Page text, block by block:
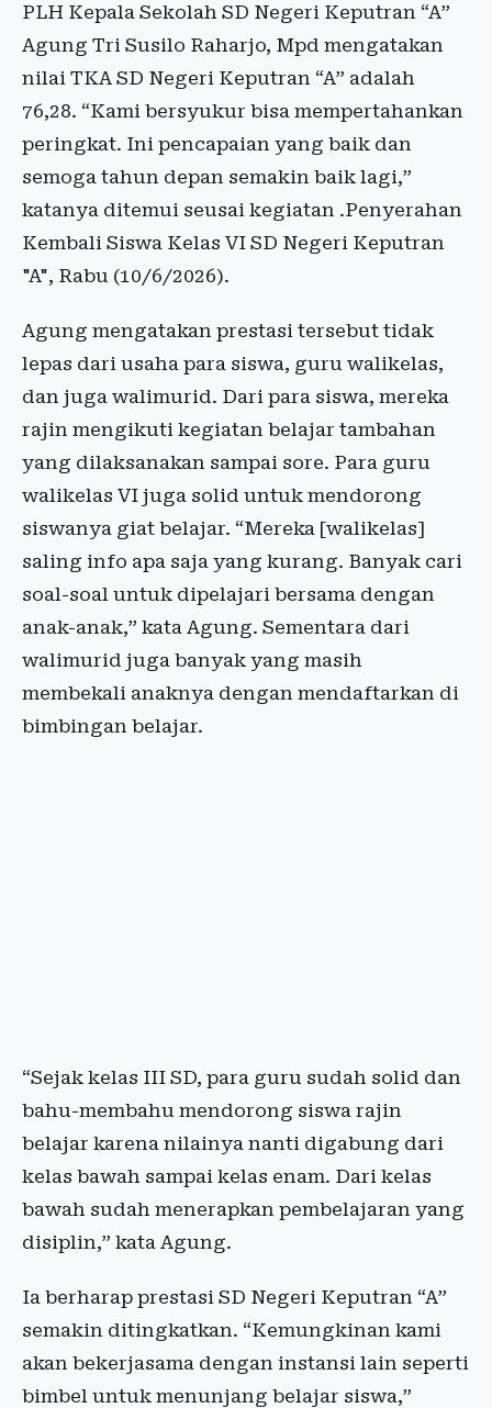
PLH Kepala Sekolah SD Negeri Keputran “A”
Agung Tri Susilo Raharjo, Mpd mengatakan
nilai TKA SD Negeri Keputran “A” adalah
76,28. “Kami bersyukur bisa mempertahankan
peringkat. Ini pencapaian yang baik dan
semoga tahun depan semakin baik lagi,”
katanya ditemui seusai kegiatan .Penyerahan
Kembali Siswa Kelas VI SD Negeri Keputran
"A", Rabu (10/6/2026).
Agung mengatakan prestasi tersebut tidak
lepas dari usaha para siswa, guru walikelas,
dan juga walimurid. Dari para siswa, mereka
rajin mengikuti kegiatan belajar tambahan
yang dilaksanakan sampai sore. Para guru
walikelas VI juga solid untuk mendorong
siswanya giat belajar. “Mereka [walikelas]
saling info apa saja yang kurang. Banyak cari
soal-soal untuk dipelajari bersama dengan
anak-anak,” kata Agung. Sementara dari
walimurid juga banyak yang masih
membekali anaknya dengan mendaftarkan di
bimbingan belajar.
“Sejak kelas III SD, para guru sudah solid dan
bahu-membahu mendorong siswa rajin
belajar karena nilainya nanti digabung dari
kelas bawah sampai kelas enam. Dari kelas
bawah sudah menerapkan pembelajaran yang
disiplin,” kata Agung.
Ia berharap prestasi SD Negeri Keputran “A”
semakin ditingkatkan. “Kemungkinan kami
akan bekerjasama dengan instansi lain seperti
bimbel untuk menunjang belajar siswa,”